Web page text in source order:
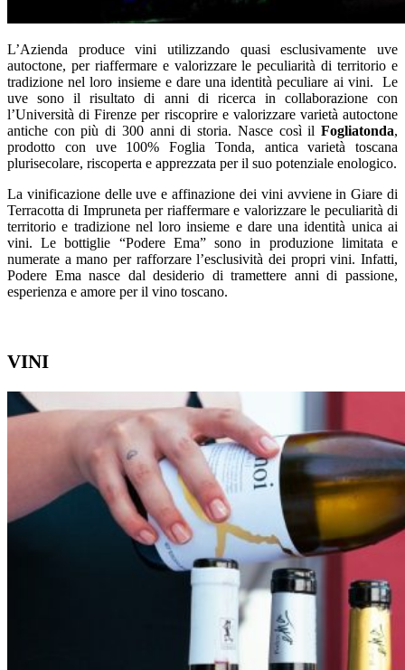
L’Azienda produce vini utilizzando quasi esclusivamente uve
autoctone, per riaffermare e valorizzare le peculiarità di territorio e
tradizione nel loro insieme e dare una identità peculiare ai vini. Le
uve sono il risultato di anni di ricerca in collaborazione con
l’Università di Firenze per riscoprire e valorizzare varietà autoctone
antiche con più di 300 anni di storia. Nasce così il Fogliatonda,
prodotto con uve 100% Foglia Tonda, antica varietà toscana
plurisecolare, riscoperta e apprezzata per il suo potenziale enologico.
La vinificazione delle uve e affinazione dei vini avviene in Giare di
Terracotta di Impruneta per riaffermare e valorizzare le peculiarità di
territorio e tradizione nel loro insieme e dare una identità unica ai
vini. Le bottiglie “Podere Ema” sono in produzione limitata e
numerate a mano per rafforzare l’esclusività dei propri vini. Infatti,
Podere Ema nasce dal desiderio di tramettere anni di passione,
esperienza e amore per il vino toscano.
VINI